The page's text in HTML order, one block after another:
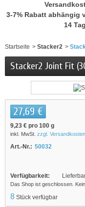
3-7% Rabatt abhängig
14
Startseite > Stacker2 >
Stacker2 Joint Fit
27,69 €
9,23 € pro 100 g
inkl. MwSt. zzgl. Versandkosten
Art.-Nr.: 50032
Verfügbarkeit:
Das Shop ist geschlossen.
8 Stück verfügbar